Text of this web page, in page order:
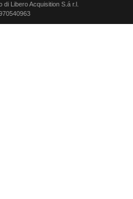
di Libero Acquisition S.á r.l.